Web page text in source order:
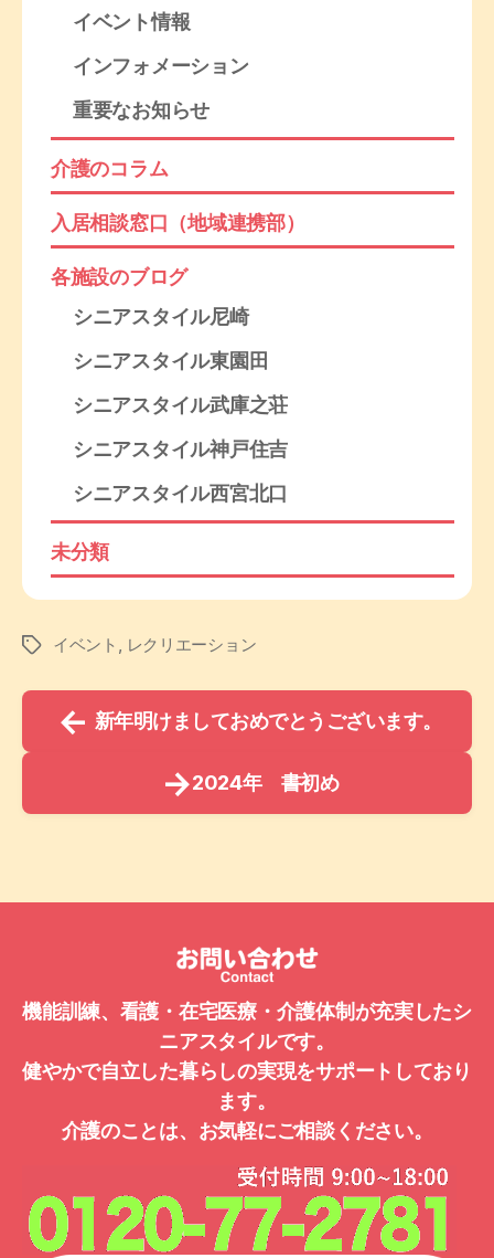
イベント情報
インフォメーション
重要なお知らせ
介護のコラム
入居相談窓口（地域連携部）
各施設のブログ
シニアスタイル尼崎
シニアスタイル東園田
シニアスタイル武庫之荘
シニアスタイル神戸住吉
シニアスタイル西宮北口
未分類
タ
イベント , レクリエーション
← 新年明けましておめでとうございます。
→2024年 書初め
機能訓練、看護・在宅医療・介護体制が充実したシ
ニアスタイルです。
健やかで自立した暮らしの実現をサポートしており
ます。
介護のことは、お気軽にご相談ください。